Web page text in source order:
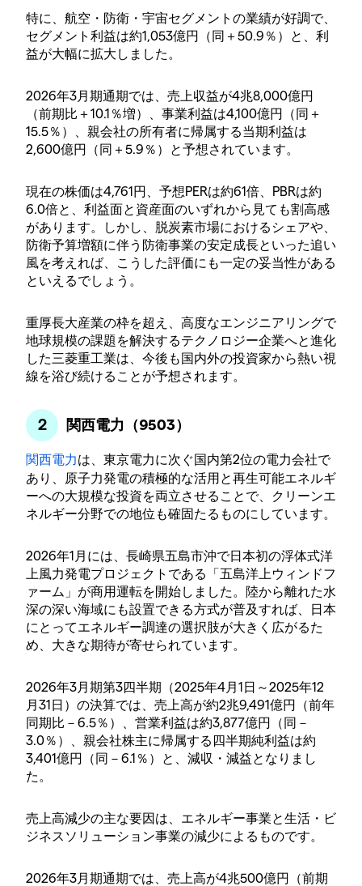
特に、航空・防衛・宇宙セグメントの業績が好調で、
セグメント利益は約1,053億円（同＋50.9％）と、利
益が大幅に拡大しました。
2026年3月期通期では、売上収益が4兆8,000億円
（前期比＋10.1％増）、事業利益は4,100億円（同＋
15.5％）、親会社の所有者に帰属する当期利益は
2,600億円（同＋5.9％）と予想されています。
現在の株価は4,761円、予想PERは約61倍、PBRは約
6.0倍と、利益面と資産面のいずれから見ても割高感
があります。しかし、脱炭素市場におけるシェアや、
防衛予算増額に伴う防衛事業の安定成長といった追い
風を考えれば、こうした評価にも一定の妥当性がある
といえるでしょう。
重厚長大産業の枠を超え、高度なエンジニアリングで
地球規模の課題を解決するテクノロジー企業へと進化
した三菱重工業は、今後も国内外の投資家から熱い視
線を浴び続けることが予想されます。
関西電力（9503）
関西電力は、東京電力に次ぐ国内第2位の電力会社で
あり、原子力発電の積極的な活用と再生可能エネルギ
ーへの大規模な投資を両立させることで、クリーンエ
ネルギー分野での地位も確固たるものにしています。
2026年1月には、長崎県五島市沖で日本初の浮体式洋
上風力発電プロジェクトである「五島洋上ウィンドフ
ァーム」が商用運転を開始しました。陸から離れた水
深の深い海域にも設置できる方式が普及すれば、日本
にとってエネルギー調達の選択肢が大きく広がるた
め、大きな期待が寄せられています。
2026年3月期第3四半期（2025年4月1日～2025年12
月31日）の決算では、売上高が約2兆9,491億円（前年
同期比－6.5％）、営業利益は約3,877億円（同－
3.0％）、親会社株主に帰属する四半期純利益は約
3,401億円（同－6.1％）と、減収・減益となりまし
た。
売上高減少の主な要因は、エネルギー事業と生活・ビ
ジネスソリューション事業の減少によるものです。
2026年3月期通期では、売上高が4兆500億円（前期